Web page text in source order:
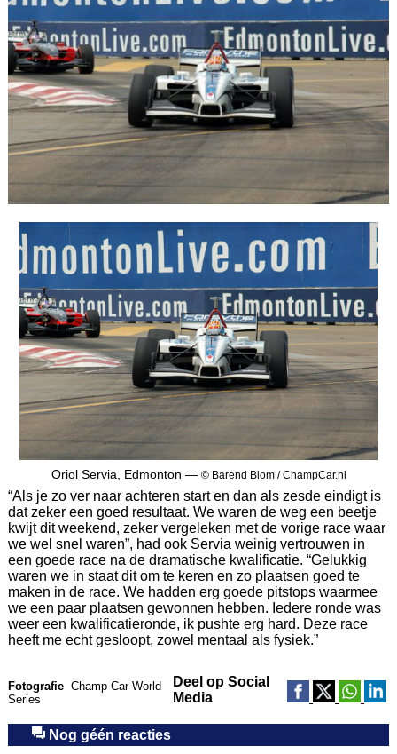
Oriol Servia, Edmonton — © Barend Blom / ChampCar.nl
“Als je zo ver naar achteren start en dan als zesde eindigt is
dat zeker een goed resultaat. We waren de weg een beetje
kwijt dit weekend, zeker vergeleken met de vorige race waar
we wel snel waren”, had ook Servia weinig vertrouwen in
een goede race na de dramatische kwalificatie. “Gelukkig
waren we in staat dit om te keren en zo plaatsen goed te
maken in de race. We hadden erg goede pitstops waarmee
we een paar plaatsen gewonnen hebben. Iedere ronde was
weer een kwalificatieronde, ik pushte erg hard. Deze race
heeft me echt gesloopt, zowel mentaal als fysiek.”
Fotografie Champ Car World
Series
Deel op Social
Media
Nog géén reacties